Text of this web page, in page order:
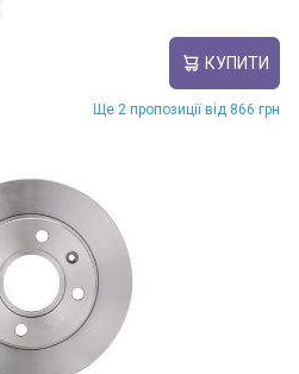
КУПИТИ
Ще 2 пропозиції від 866 грн